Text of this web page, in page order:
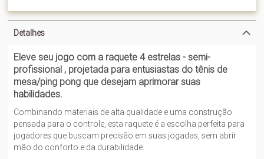
Detalhes
Eleve seu jogo com a raquete 4 estrelas - semi-
profissional , projetada para entusiastas do tênis de
mesa/ping pong que desejam aprimorar suas
habilidades.
Combinando materiais de alta qualidade e uma construção
pensada para o controle, esta raquete é a escolha perfeita para
jogadores que buscam precisão em suas jogadas, sem abrir
mão do conforto e da durabilidade.